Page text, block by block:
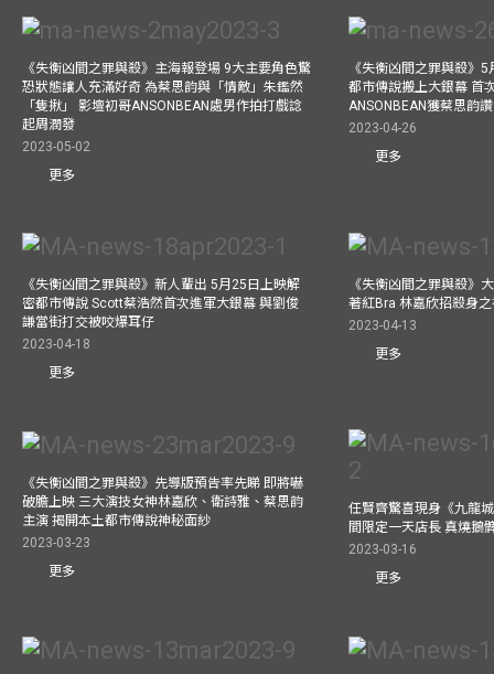
《失衡凶間之罪與殺》主海報登場 9大主要角色驚
恐狀態讓人充滿好奇 為蔡思韵與「情敵」朱鑑然
「隻揪」 影壇初哥ANSONBEAN處男作拍打戲諗
起周潤發
2023-05-02
更多
《失衡凶間之罪與殺》
都市傳說搬上大銀幕 首
ANSONBEAN獲蔡思韵
2023-04-26
更多
《失衡凶間之罪與殺》新人輩出 5月25日上映解
密都市傳說 Scott蔡浩然首次進軍大銀幕 與劉俊
謙當街打交被咬爆耳仔
2023-04-18
更多
《失衡凶間之罪與殺》
著紅Bra 林嘉欣招殺身
2023-04-13
更多
《失衡凶間之罪與殺》先導版預告率先睇 即將嚇
破膽上映 三大演技女神林嘉欣、衛詩雅、蔡思韵
主演 揭開本土都市傳說神秘面紗
2023-03-23
更多
任賢齊驚喜現身《九龍
間限定一天店長 真燒鵝
2023-03-16
更多